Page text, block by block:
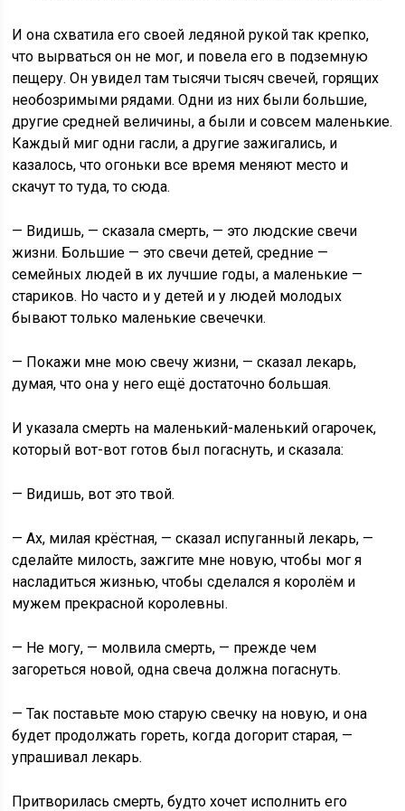
И она схватила его своей ледяной рукой так крепко,
что вырваться он не мог, и повела его в подземную
пещеру. Он увидел там тысячи тысяч свечей, горящих
необозримыми рядами. Одни из них были большие,
другие средней величины, а были и совсем маленькие.
Каждый миг одни гасли, а другие зажигались, и
казалось, что огоньки все время меняют место и
скачут то туда, то сюда.
— Видишь, — сказала смерть, — это людские свечи
жизни. Большие — это свечи детей, средние —
семейных людей в их лучшие годы, а маленькие —
стариков. Но часто и у детей и у людей молодых
бывают только маленькие свечечки.
— Покажи мне мою свечу жизни, — сказал лекарь,
думая, что она у него ещё достаточно большая.
И указала смерть на маленький-маленький огарочек,
который вот-вот готов был погаснуть, и сказала:
— Видишь, вот это твой.
— Ах, милая крёстная, — сказал испуганный лекарь, —
сделайте милость, зажгите мне новую, чтобы мог я
насладиться жизнью, чтобы сделался я королём и
мужем прекрасной королевны.
— Не могу, — молвила смерть, — прежде чем
загореться новой, одна свеча должна погаснуть.
— Так поставьте мою старую свечку на новую, и она
будет продолжать гореть, когда догорит старая, —
упрашивал лекарь.
Притворилась смерть, будто хочет исполнить его